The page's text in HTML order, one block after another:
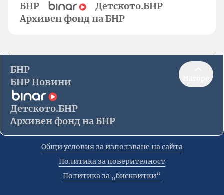
БНР
Детското.БНР
Архивен фонд на БНР
БНР
БНР Новини
Детското.БНР
Архивен фонд на БНР
Общи условия за използване на сайта
Политика за поверителност
Политика за „бисквитки“